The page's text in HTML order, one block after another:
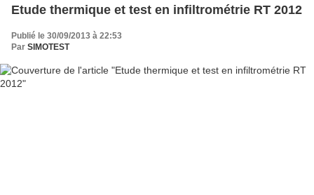
Etude thermique et test en infiltrométrie RT 2012
Publié le 30/09/2013 à 22:53
Par SIMOTEST